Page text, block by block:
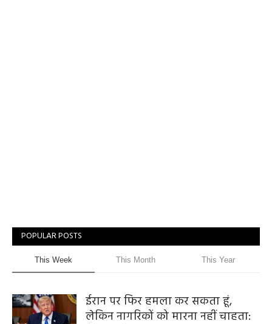
POPULAR POSTS
This Week This Month This Year
ईरान पर फिर हमला कर सकता हूं,
लेकिन नागरिकों को मारना नहीं चाहता: